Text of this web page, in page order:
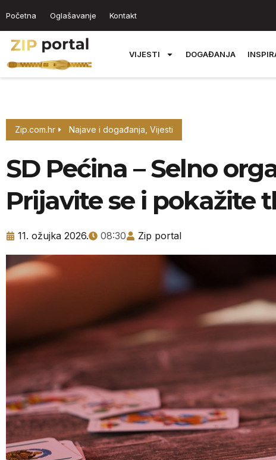
Početna Oglašavanje Kontakt
VIJESTI DOGAĐANJA
Zip.com.hr Najave i događanja Vijesti
SD Pećina – Selno
Prijavite se i pokažite
11. ožujka 2026. 08:30 Zip portal